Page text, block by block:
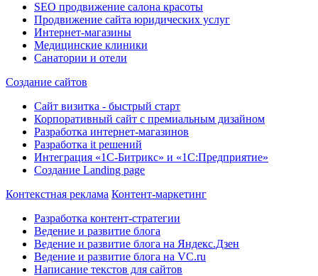
SEO продвижение салона красоты
Продвижение сайта юридических услуг
Интернет-магазины
Медицинские клиники
Санатории и отели
Создание сайтов
Сайт визитка - быстрый старт
Корпоративный сайт с премиальным дизайном
Разработка интернет-магазинов
Разработка it решений
Интеграция «1С-Битрикс» и «1С:Предприятие»
Создание Landing page
Контекстная реклама Контент-маркетинг
Разработка контент-стратегии
Ведение и развитие блога
Ведение и развитие блога на Яндекс.Дзен
Ведение и развитие блога на VC.ru
Написание текстов для сайтов